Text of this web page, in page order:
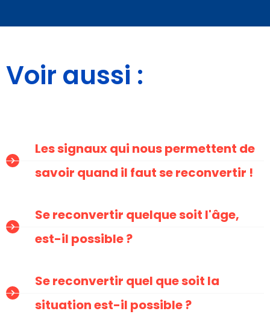
Voir aussi :
Les signaux qui nous permettent de
savoir quand il faut se reconvertir !
Se reconvertir quelque soit l'âge,
est-il possible ?
Se reconvertir quel que soit la
situation est-il possible ?